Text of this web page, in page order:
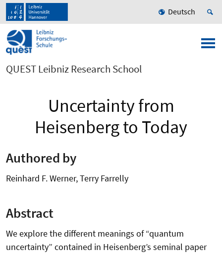
Deutsch
QUEST Leibniz Research School
Uncertainty from
Heisenberg to Today
Authored by
Reinhard F. Werner, Terry Farrelly
Abstract
We explore the different meanings of “quantum
uncertainty” contained in Heisenberg’s seminal paper